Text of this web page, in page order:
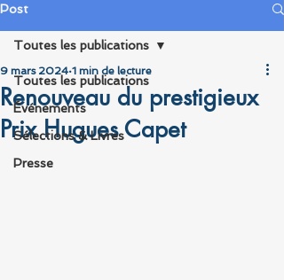
Post
Toutes les publications
Événements
Sélections & Livres
Presse
Toutes les publications
Renouveau du prestigieux
Prix Hugues Capet
9 mars 2024 1 min de lecture